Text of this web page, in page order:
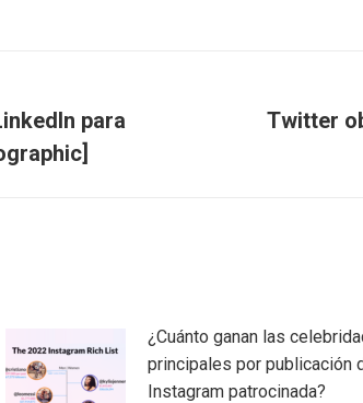
para
Twitter
¿Cuánto ganan las
principales por publicación
Instagram patrocinada?